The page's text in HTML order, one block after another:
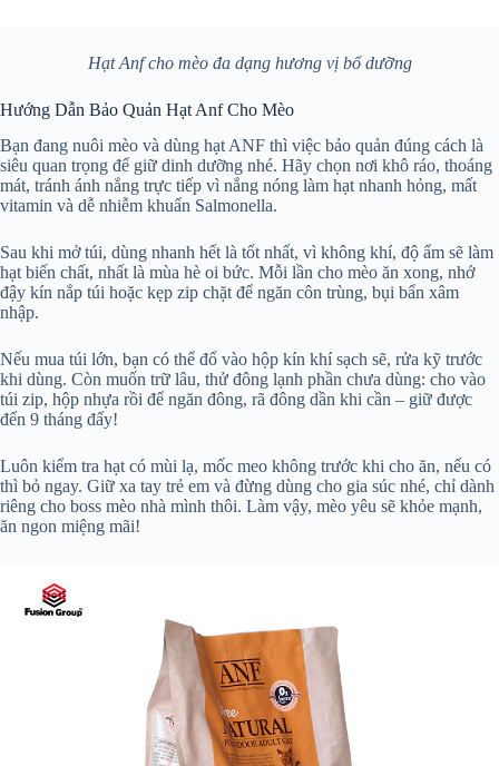
Hạt Anf cho mèo đa dạng hương vị bổ dưỡng
Hướng Dẫn Bảo Quản Hạt Anf Cho Mèo
Bạn đang nuôi mèo và dùng hạt ANF thì việc bảo quản đúng cách là
siêu quan trọng để giữ dinh dưỡng nhé. Hãy chọn nơi khô ráo, thoáng
mát, tránh ánh nắng trực tiếp vì nắng nóng làm hạt nhanh hỏng, mất
vitamin và dễ nhiễm khuẩn Salmonella.
Sau khi mở túi, dùng nhanh hết là tốt nhất, vì không khí, độ ẩm sẽ làm
hạt biến chất, nhất là mùa hè oi bức. Mỗi lần cho mèo ăn xong, nhớ
đậy kín nắp túi hoặc kẹp zip chặt để ngăn côn trùng, bụi bẩn xâm
nhập.
Nếu mua túi lớn, bạn có thể đổ vào hộp kín khí sạch sẽ, rửa kỹ trước
khi dùng. Còn muốn trữ lâu, thử đông lạnh phần chưa dùng: cho vào
túi zip, hộp nhựa rồi để ngăn đông, rã đông dần khi cần – giữ được
đến 9 tháng đấy!
Luôn kiểm tra hạt có mùi lạ, mốc meo không trước khi cho ăn, nếu có
thì bỏ ngay. Giữ xa tay trẻ em và đừng dùng cho gia súc nhé, chỉ dành
riêng cho boss mèo nhà mình thôi. Làm vậy, mèo yêu sẽ khỏe mạnh,
ăn ngon miệng mãi!